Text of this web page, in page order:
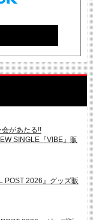
会があたる!!
SINGLE『VIBE』販
POST 2026』グッズ販